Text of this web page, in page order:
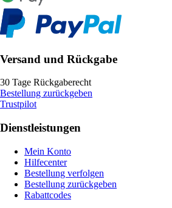
Versand und Rückgabe
30 Tage Rückgaberecht
Bestellung zurückgeben
Trustpilot
Dienstleistungen
Mein Konto
Hilfecenter
Bestellung verfolgen
Bestellung zurückgeben
Rabattcodes